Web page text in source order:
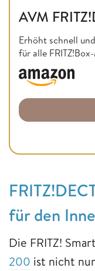
AVM
Erhöht schnell
für alle
für den
Die FRITZ!
200 ist nicht